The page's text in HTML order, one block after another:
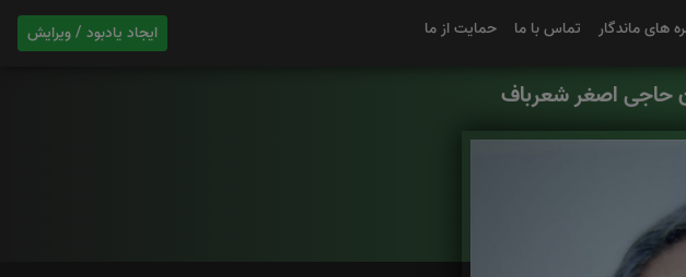
ایجاد یادبود / ویرایش های ماندگار تماس با ما حمایت از ما
حاجی اصغر شعرباف